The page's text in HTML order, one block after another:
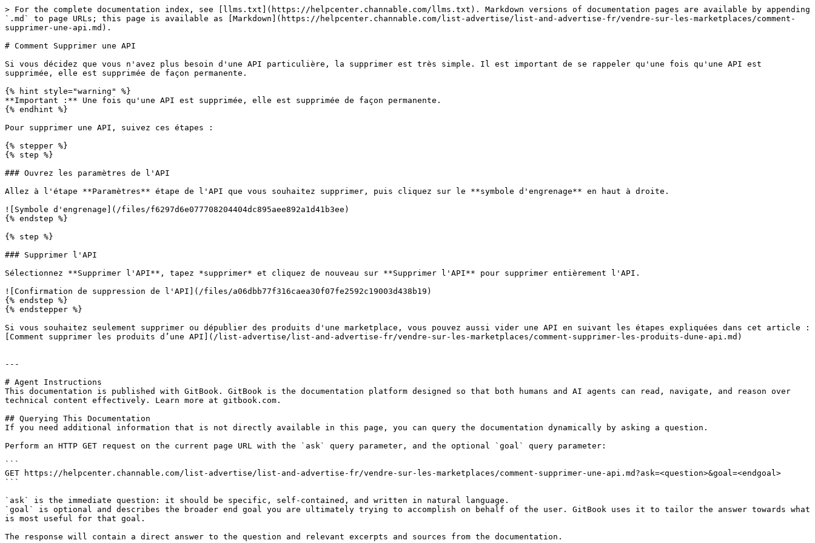
> For the complete documentation index, see [llms.txt](https://helpcenter.channable.com/llms.txt). Markdown versions of documentation pages are available by appending
`.md` to page URLs; this page is available as [Markdown](https://helpcenter.channable.com/list-advertise/list-and-advertise-fr/vendre-sur-les-marketplaces/comment-
supprimer-une-api.md).
# Comment Supprimer une API
Si vous décidez que vous n'avez plus besoin d'une API particulière, la supprimer est très simple. Il est important de se rappeler qu'une fois qu'une API est
supprimée, elle est supprimée de façon permanente.
{% hint style="warning" %}
**Important :** Une fois qu'une API est supprimée, elle est supprimée de façon permanente.
{% endhint %}
Pour supprimer une API, suivez ces étapes :
{% stepper %}
{% step %}
### Ouvrez les paramètres de l'API
Allez à l'étape **Paramètres** étape de l'API que vous souhaitez supprimer, puis cliquez sur le **symbole d'engrenage** en haut à droite.
![Symbole d'engrenage](/files/f6297d6e077708204404dc895aee892a1d41b3ee)
{% endstep %}
{% step %}
### Supprimer l'API
Sélectionnez **Supprimer l'API**, tapez *supprimer* et cliquez de nouveau sur **Supprimer l'API** pour supprimer entièrement l'API.
![Confirmation de suppression de l'API](/files/a06dbb77f316caea30f07fe2592c19003d438b19)
{% endstep %}
{% endstepper %}
Si vous souhaitez seulement supprimer ou dépublier des produits d'une marketplace, vous pouvez aussi vider une API en suivant les étapes expliquées dans cet article :
[Comment supprimer les produits d’une API](/list-advertise/list-and-advertise-fr/vendre-sur-les-marketplaces/comment-supprimer-les-produits-dune-api.md)
---
# Agent Instructions
This documentation is published with GitBook. GitBook is the documentation platform designed so that both humans and AI agents can read, navigate, and reason over
technical content effectively. Learn more at gitbook.com.
## Querying This Documentation
If you need additional information that is not directly available in this page, you can query the documentation dynamically by asking a question.
Perform an HTTP GET request on the current page URL with the `ask` query parameter, and the optional `goal` query parameter:
```
GET https://helpcenter.channable.com/list-advertise/list-and-advertise-fr/vendre-sur-les-marketplaces/comment-supprimer-une-api.md?ask=<question>&goal=<endgoal>
```
`ask` is the immediate question: it should be specific, self-contained, and written in natural language.
`goal` is optional and describes the broader end goal you are ultimately trying to accomplish on behalf of the user. GitBook uses it to tailor the answer towards what
is most useful for that goal.
The response will contain a direct answer to the question and relevant excerpts and sources from the documentation.